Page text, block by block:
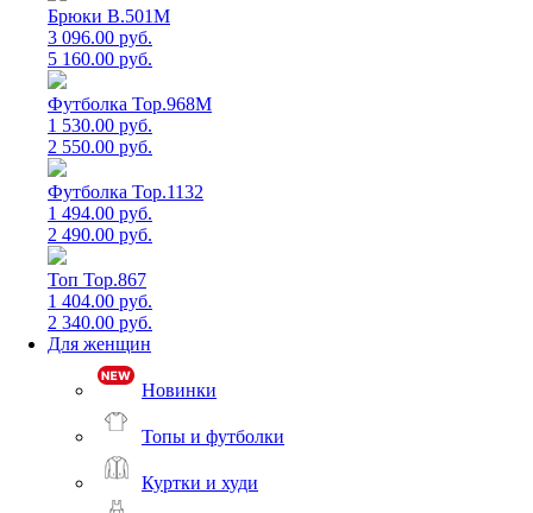
Брюки B.501M
3 096.00 руб.
5 160.00 руб.
Футболка Top.968M
1 530.00 руб.
2 550.00 руб.
Футболка Top.1132
1 494.00 руб.
2 490.00 руб.
Топ Top.867
1 404.00 руб.
2 340.00 руб.
Для женщин
Новинки
Топы и футболки
Куртки и худи